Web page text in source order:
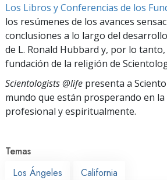
Los Libros y Conferencias de los
los resúmenes de los avances
conclusiones a lo largo del
de L. Ronald Hubbard y, por lo
fundación de la religión de
Scientologists @life presenta a
mundo que están prosperando en
profesional y espiritualmente.
Temas
Los Ángeles
California